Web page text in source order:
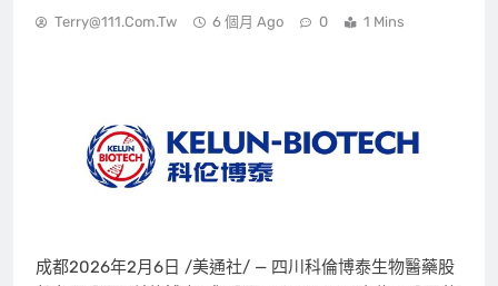
Terry@111.com.tw 6 個月 Ago 0 1 Mins
成都2026年2月6日 /美通社/ — 四川科倫博泰生物醫藥股